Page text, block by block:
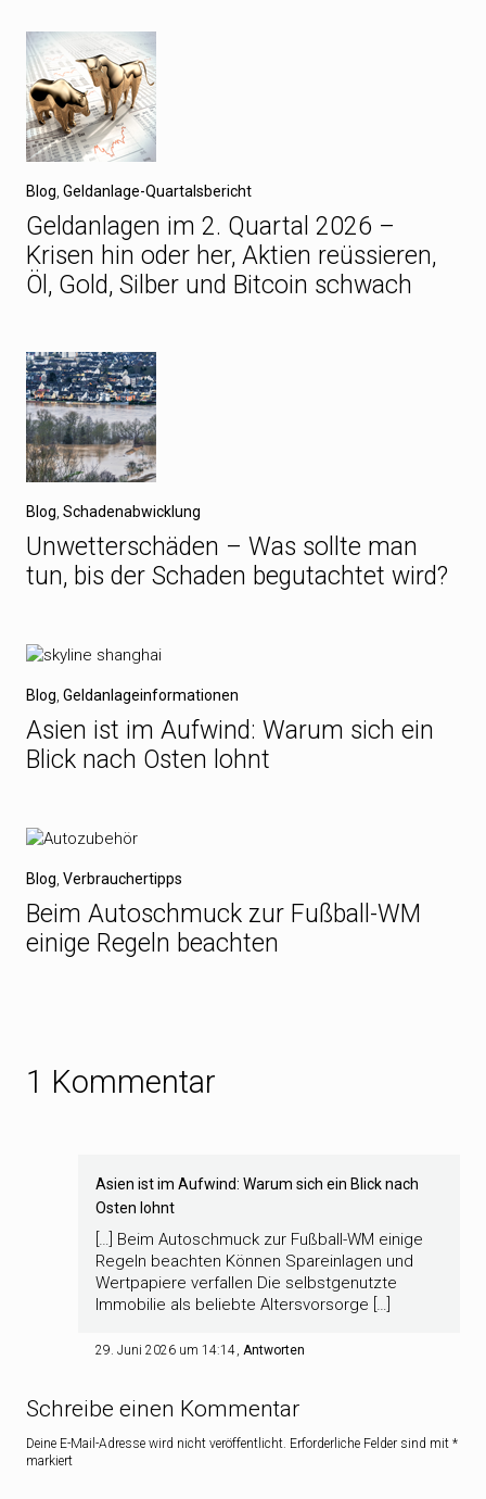
Blog Geldanlage-Quartalsbericht
Geldanlagen im 2. Quartal 2026 –
Krisen hin oder her, Aktien reüssieren,
Öl, Gold, Silber und Bitcoin schwach
Blog Schadenabwicklung
Unwetterschäden – Was sollte man
tun, bis der Schaden begutachtet wird?
Blog Geldanlageinformationen
Asien ist im Aufwind: Warum sich ein
Blick nach Osten lohnt
Blog Verbrauchertipps
Beim Autoschmuck zur Fußball-WM
einige Regeln beachten
1 Kommentar
Asien ist im Aufwind: Warum sich ein Blick nach
Osten lohnt
[…] Beim Autoschmuck zur Fußball-WM einige
Regeln beachten Können Spareinlagen und
Wertpapiere verfallen Die selbstgenutzte
Immobilie als beliebte Altersvorsorge […]
29. Juni 2026 um 14:14 Antworten
Schreibe einen Kommentar
Deine E-Mail-Adresse wird nicht veröffentlicht. Erforderliche Felder sind mit *
markiert